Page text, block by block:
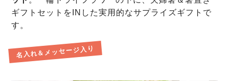
ギフトセットをINした実用的なサプライズギフトで
す。
名入れ＆メッセージ入り